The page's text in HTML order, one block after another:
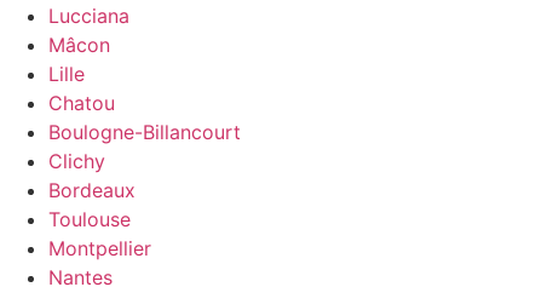
Lucciana
Mâcon
Lille
Chatou
Boulogne-Billancourt
Clichy
Bordeaux
Toulouse
Montpellier
Nantes